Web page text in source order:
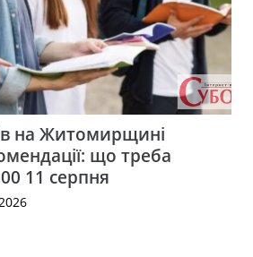
на Житомирщині
що треба
11 серпня